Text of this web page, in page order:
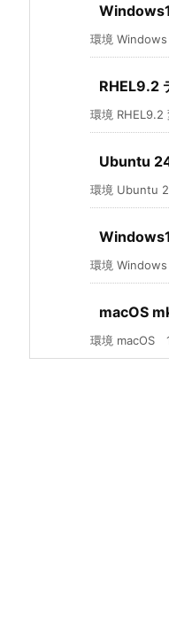
環境 Windows
RHEL9.2
環境
Ubuntu
環境 Ubuntu
環境
macOS
環境 macOS